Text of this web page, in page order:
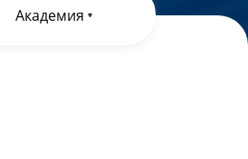
Академия